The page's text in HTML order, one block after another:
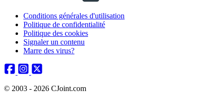
Conditions générales d'utilisation
Politique de confidentialité
Politique des cookies
Signaler un contenu
Marre des virus?
© 2003 - 2026 CJoint.com